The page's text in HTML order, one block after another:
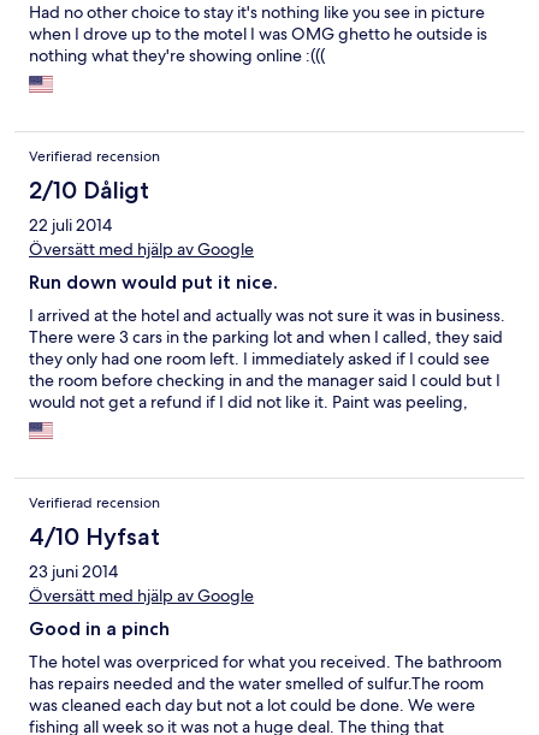
Had no other choice to stay it's nothing like you see in picture
when I drove up to the motel I was OMG ghetto he outside is
nothing what they're showing online :(((
Verifierad recension
2/10 Dåligt
22 juli 2014
Översätt med hjälp av Google
Run down would put it nice.
I arrived at the hotel and actually was not sure it was in business.
There were 3 cars in the parking lot and when I called, they said
they only had one room left. I immediately asked if I could see
the room before checking in and the manager said I could but I
would not get a refund if I did not like it. Paint was peeling,
broken furniture, had a plastic lawn chair to watch TV. I did
check for bed bugs and did not find any, which surprised me.
Verifierad recension
4/10 Hyfsat
23 juni 2014
Översätt med hjälp av Google
Good in a pinch
The hotel was overpriced for what you received. The bathroom
has repairs needed and the water smelled of sulfur.The room
was cleaned each day but not a lot could be done. We were
fishing all week so it was not a huge deal. The thing that